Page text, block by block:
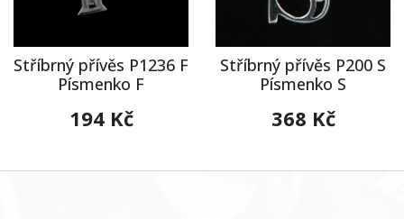
Stříbrný přívěs P1236 F
Písmenko F
194 Kč
Stříbrný přívěs P200 S
Písmenko S
368 Kč